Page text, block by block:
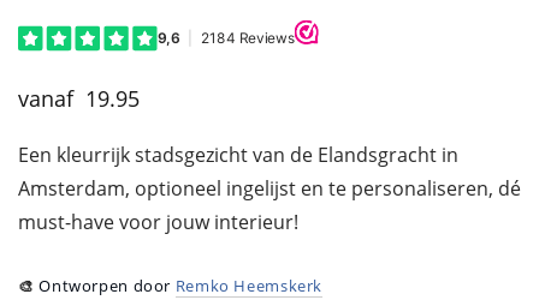
19.95
Een kleurrijk stadsgezicht van de Elandsgracht in
Amsterdam, optioneel ingelijst en te personaliseren, dé
must-have voor jouw interieur!
🎨Ontworpen door Remko Heemskerk